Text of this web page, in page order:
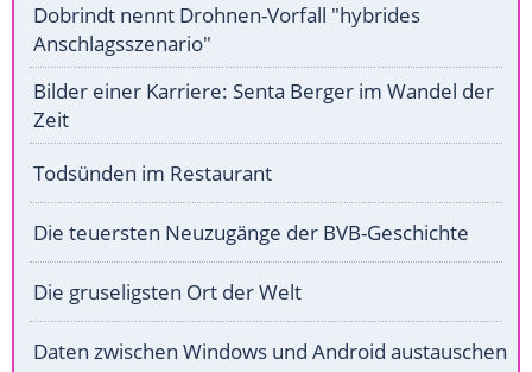
Dobrindt nennt Drohnen-Vorfall "hybrides
Anschlagsszenario"
Bilder einer Karriere: Senta Berger im Wandel der
Zeit
Todsünden im Restaurant
Die teuersten Neuzugänge der BVB-Geschichte
Die gruseligsten Ort der Welt
Daten zwischen Windows und Android austauschen